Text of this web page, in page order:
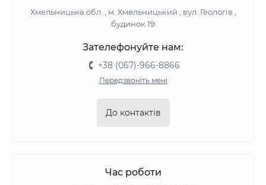
Хмельницька обл. , м. Хмельницький , вул. Геологів ,
будинок 19
Зателефонуйте нам:
+38 (067)-966-8866
Передзвоніть мені
До контактів
Час роботи